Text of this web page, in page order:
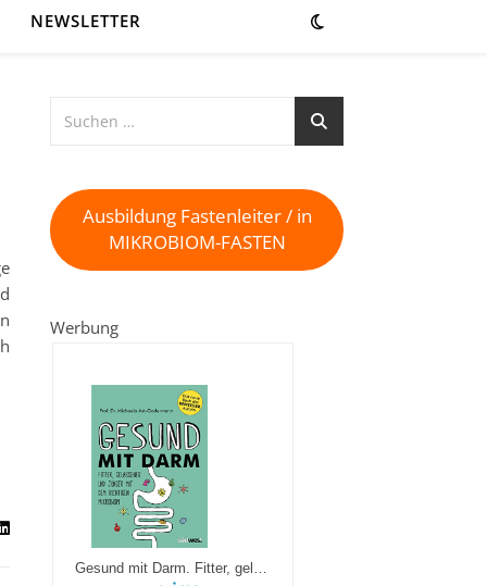
NEWSLETTER
Ausbildung Fastenleiter / in
MIKROBIOM-FASTEN
Werbung